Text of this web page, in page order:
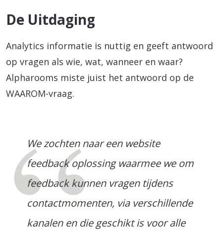
De Uitdaging
Analytics informatie is nuttig en geeft antwoord
op vragen als wie, wat, wanneer en waar?
Alpharooms miste juist het antwoord op de
WAAROM-vraag.
We zochten naar een website
feedback oplossing waarmee we om
feedback kunnen vragen tijdens
contactmomenten, via verschillende
kanalen en die geschikt is voor alle